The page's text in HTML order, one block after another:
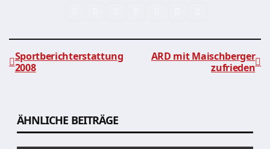
ARD mit Maischberger
zufrieden
Sportberichterstattung
2008
ÄHNLICHE BEITRÄGE